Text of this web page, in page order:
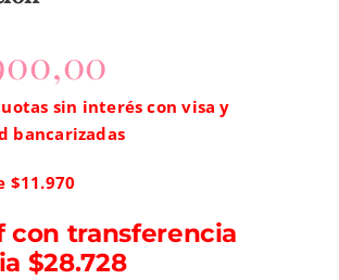
sin interés con visa y
bancarizadas
$11.970
con transferencia
$28.728